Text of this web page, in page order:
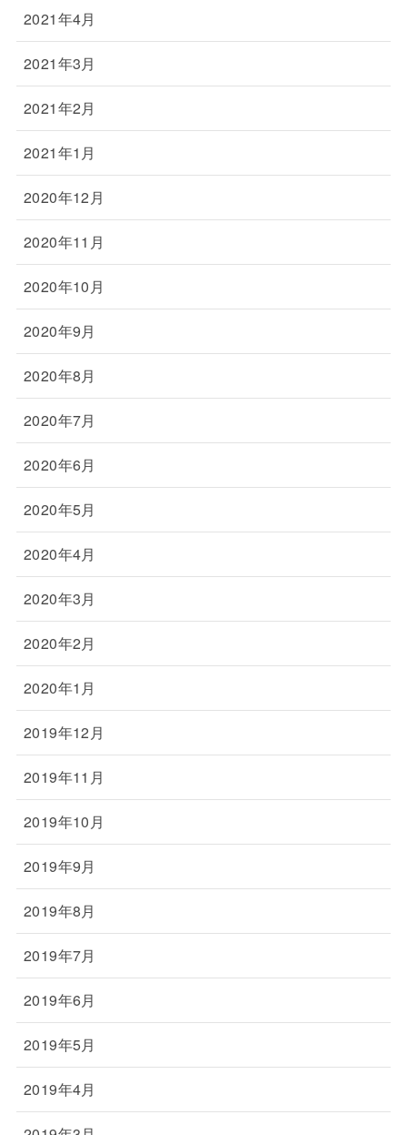
2021年4月
2021年3月
2021年2月
2021年1月
2020年12月
2020年11月
2020年10月
2020年9月
2020年8月
2020年7月
2020年6月
2020年5月
2020年4月
2020年3月
2020年2月
2020年1月
2019年12月
2019年11月
2019年10月
2019年9月
2019年8月
2019年7月
2019年6月
2019年5月
2019年4月